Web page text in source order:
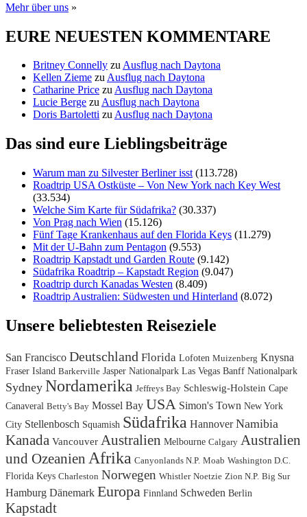
Mehr über uns »
EURE NEUESTEN KOMMENTARE
Britney Connelly zuAusflug nach Daytona
Kellen Zieme zuAusflug nach Daytona
Catharine Price zuAusflug nach Daytona
Lucie Berge zuAusflug nach Daytona
Doris Bartoletti zuAusflug nach Daytona
Das sind eure Lieblingsbeiträge
Warum man zu Silvester Berliner isst (113.728)
Roadtrip USA Ostküste – Von New York nach Key West
(33.534)
Welche Sim Karte für Südafrika? (30.337)
Von Prag nach Wien (15.126)
Fünf Tage Krankenhaus auf den Florida Keys (11.279)
Mit der U-Bahn zum Pentagon (9.553)
Roadtrip Kapstadt und Garden Route (9.142)
Südafrika Roadtrip – Kapstadt Region (9.047)
Roadtrip durch Kanadas Westen (8.409)
Roadtrip Australien: Südwesten und Hinterland (8.072)
Unsere beliebtesten Reiseziele
San Francisco Deutschland Florida Lofoten Muizenberg Knysna
Fraser Island Barkerville Jasper Nationalpark Las Vegas Banff Nationalpark
Sydney Nordamerika Jeffreys Bay Schleswig-Holstein Cape
Canaveral Betty's Bay Mossel Bay USA Simon's Town New York
City Stellenbosch Squamish Südafrika Hannover Namibia
Kanada Vancouver Australien Melbourne Calgary Australien
und Ozeanien Afrika Canyonlands N.P. Moab Washington D.C.
Florida Keys Charleston Norwegen Whistler Noetzie Zion N.P. Big Sur
Hamburg Dänemark Europa Finnland Schweden Berlin
Kapstadt